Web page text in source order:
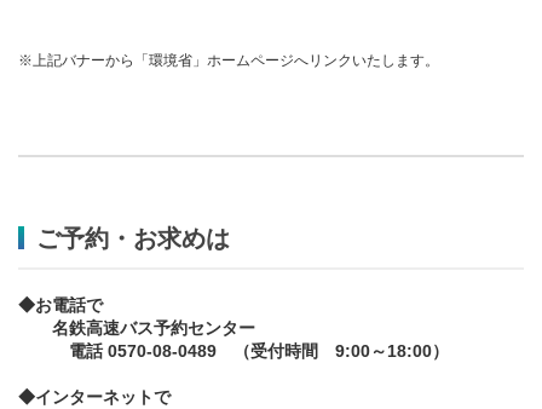
※上記バナーから「環境省」ホームページへリンクいたします。
ご予約・お求めは
◆お電話で
名鉄高速バス予約センター
電話 0570-08-0489 （受付時間 9:00～18:00）
◆インターネットで